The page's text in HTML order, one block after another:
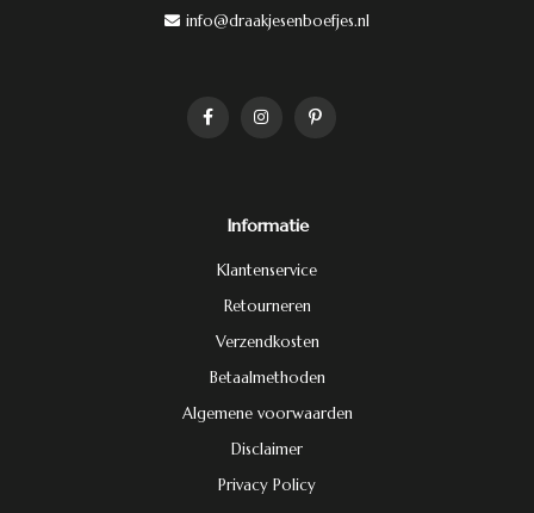
info@draakjesenboefjes.nl
Informatie
Klantenservice
Retourneren
Verzendkosten
Betaalmethoden
Algemene voorwaarden
Disclaimer
Privacy Policy